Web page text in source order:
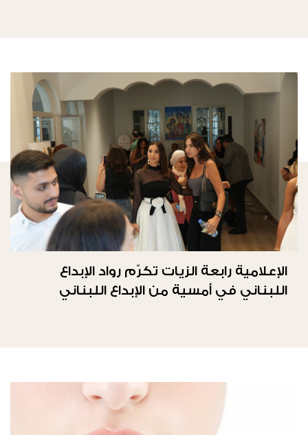
الإعلامية رابعة الزيات تكرّم رواد الإبداع
اللبناني في أمسية من الإبداع اللبناني